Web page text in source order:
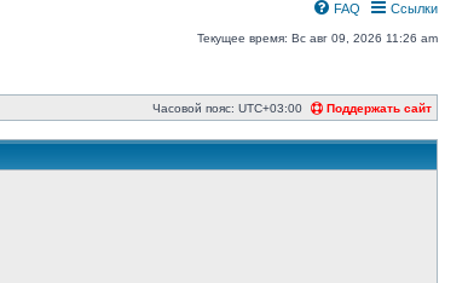
Ссылки
FAQ
Текущее время: Вс авг 09, 2026 11:26 am
Поддержать сайт
Часовой пояс: UTC+03:00